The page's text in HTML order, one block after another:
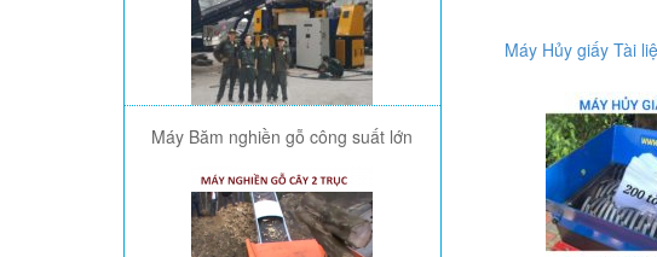
Máy Băm nghiền gỗ công suất lớn
Máy Hủy giấy Tài